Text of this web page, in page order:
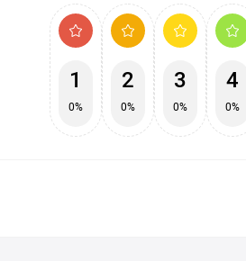
1
0%
2
0%
3
0%
4
0%